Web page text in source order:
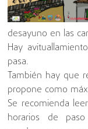
desayuno en las
Hay
pasa.
También hay que
propone como
Se recomienda
horarios de